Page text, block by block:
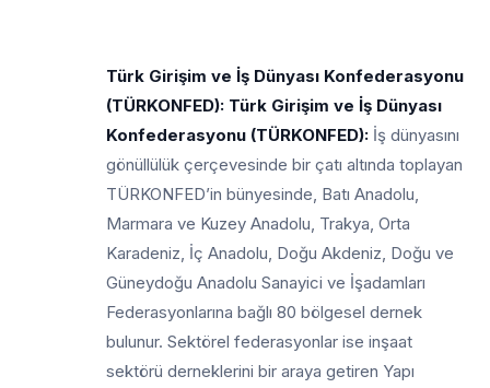
Türk Girişim ve İş Dünyası Konfederasyonu
(TÜRKONFED): Türk Girişim ve İş Dünyası
Konfederasyonu (TÜRKONFED): İş dünyasını
gönüllülük çerçevesinde bir çatı altında toplayan
TÜRKONFED’in bünyesinde, Batı Anadolu,
Marmara ve Kuzey Anadolu, Trakya, Orta
Karadeniz, İç Anadolu, Doğu Akdeniz, Doğu ve
Güneydoğu Anadolu Sanayici ve İşadamları
Federasyonlarına bağlı 80 bölgesel dernek
bulunur. Sektörel federasyonlar ise inşaat
sektörü derneklerini bir araya getiren Yapı